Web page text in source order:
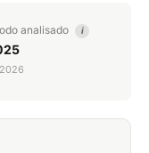
analisado i